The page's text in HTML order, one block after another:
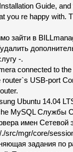
Guide,
you re happy with.
зайти в
-.
connected to
USB-port
Ubuntu 14.04
MySQL Службы
имен Сетевой
src/mgr/core/
задания по